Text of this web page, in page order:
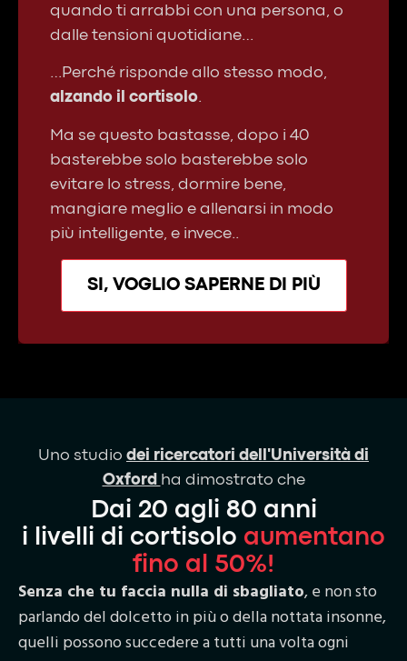
quando ti arrabbi con una persona, o
dalle tensioni quotidiane…
…Perché risponde allo stesso modo,
alzando il cortisolo.
Ma se questo bastasse, dopo i 40
basterebbe solo basterebbe solo
evitare lo stress, dormire bene,
mangiare meglio e allenarsi in modo
più intelligente, e invece..
SI, VOGLIO SAPERNE DI PIÙ
Uno studio dei ricercatori dell'Università di
Oxford ha dimostrato che
Dai 20 agli 80 anni
i livelli di cortisolo aumentano
fino al 50%!
Senza che tu faccia nulla di sbagliato, e non sto
parlando del dolcetto in più o della nottata insonne,
quelli possono succedere a tutti una volta ogni